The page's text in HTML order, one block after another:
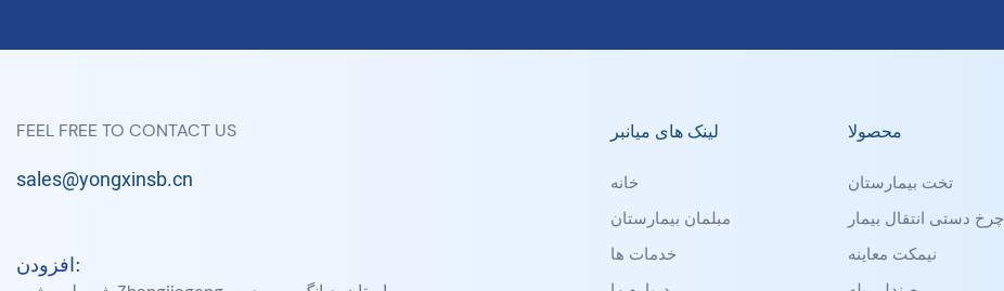
FEEL FREE TO CONTACT US
sales@yongxinsb.cn
افزودن:
لینک های میانبر
خانه
مبلمان بیمارستان
خدمات ها
محصولا
تخت بیمارستان
چرخ دستی انتقال بیمار
نیمکت معاینه